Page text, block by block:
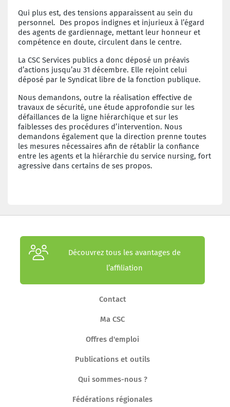
Qui plus est, des tensions apparaissent au sein du
personnel. Des propos indignes et injurieux à l’égard
des agents de gardiennage, mettant leur honneur et
compétence en doute, circulent dans le centre.
La CSC Services publics a donc déposé un préavis
d’actions jusqu’au 31 décembre. Elle rejoint celui
déposé par le Syndicat libre de la fonction publique.
Nous demandons, outre la réalisation effective de
travaux de sécurité, une étude approfondie sur les
défaillances de la ligne hiérarchique et sur les
faiblesses des procédures d’intervention. Nous
demandons également que la direction prenne toutes
les mesures nécessaires afin de rétablir la confiance
entre les agents et la hiérarchie du service nursing, fort
agressive dans certains de ses propos.
Découvrez tous les avantages de
l’affiliation
Contact
Ma CSC
Offres d'emploi
Publications et outils
Qui sommes-nous ?
Fédérations régionales